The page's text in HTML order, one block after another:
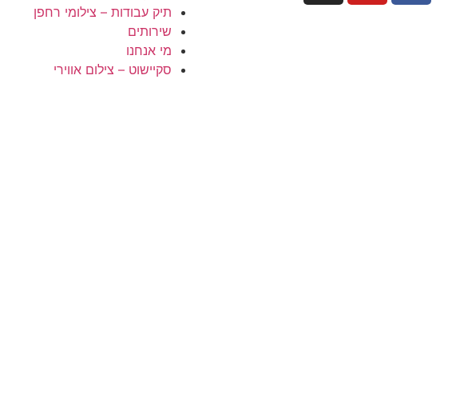
תיק עבודות – צילומי רחפן
שירותים
מי אנחנו
סקיישוט – צילום אווירי